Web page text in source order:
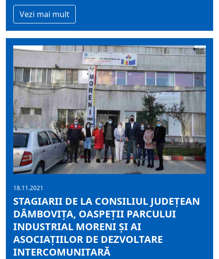
Vezi mai mult
18.11.2021
STAGIARII DE LA CONSILIUL JUDEȚEAN
DÂMBOVIȚA, OASPEȚII PARCULUI
INDUSTRIAL MORENI ȘI AI
ASOCIAȚIILOR DE DEZVOLTARE
INTERCOMUNITARĂ